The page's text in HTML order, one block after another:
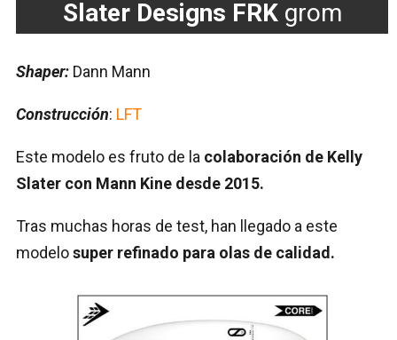
Slater Designs FRKgrom
Shaper: Dann Mann
Construcción: LFT
Este modelo es fruto de la colaboración de Kelly
Slater con Mann Kine desde 2015.
Tras muchas horas de test, han llegado a este
modelosuper refinado para olas de calidad.